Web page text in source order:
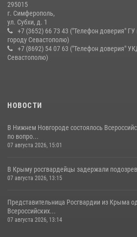
295015
г. Симферополь,
ул. Субхи, д. 1
+7 (3652) 66 73 43 ("Телефон доверия"
городу Севастополю)
+7 (8692) 54 07 63 ("Телефон доверия"
Севастополю)
НОВОСТИ
В Нижнем Новгороде состоялось
по вопро...
07 августа 2026, 15:01
В Крыму росгвардейцы задержали
07 августа 2026, 13:15
Представительница Росгвардии из Крыма
Всероссийских...
07 августа 2026, 13:14